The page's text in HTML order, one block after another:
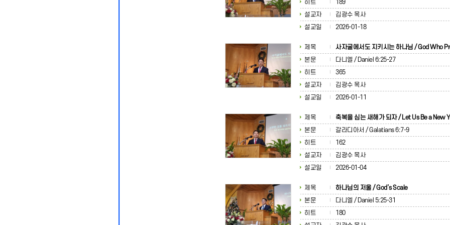
히트
189
설교자
김광수 목사
설교일
2026-01-18
제목
사자굴에서도 지키시는 하나님 / God Who
본문
다니엘 / Daniel 6:25-27
히트
365
설교자
김광수 목사
설교일
2026-01-11
제목
축복을 심는 새해가 되자 / Let Us Be a New
본문
갈라디아서 / Galatians 6:7-9
히트
162
설교자
김광수 목사
설교일
2026-01-04
제목
하나님의 저울 / God’s Scale
본문
다니엘 / Daniel 5:25-31
히트
180